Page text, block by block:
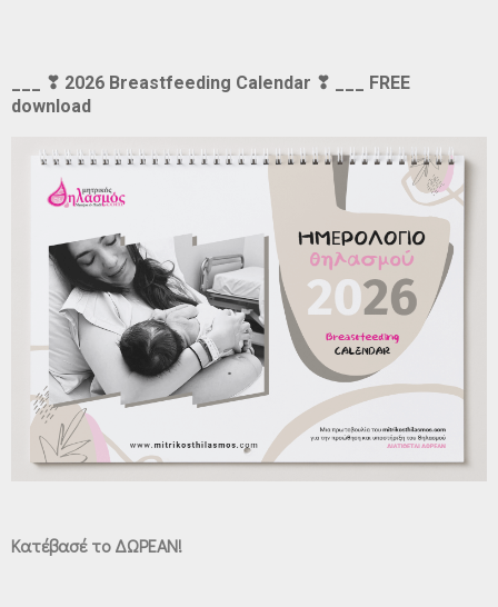
___ ❣ 2026 Breastfeeding Calendar ❣ ___ FREE
download
Κατέβασέ το ΔΩΡΕΑΝ!